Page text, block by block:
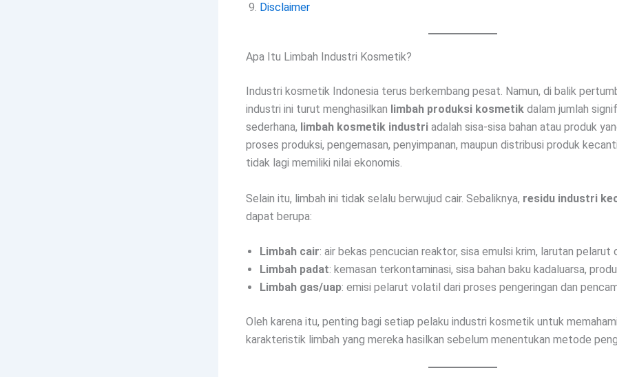
Disclaimer
Apa Itu Limbah Industri Kosmetik?
Industri kosmetik Indonesia terus berkembang pesat. Namun, di balik
industri ini turut menghasilkan limbah produksi kosmetik dalam jumlah
sederhana, limbah kosmetik industri adalah sisa-sisa bahan atau produk
proses produksi, pengemasan, penyimpanan, maupun distribusi produk
tidak lagi memiliki nilai ekonomis.
Selain itu, limbah ini tidak selalu berwujud cair. Sebaliknya, residu industri
dapat berupa:
Limbah cair: air bekas pencucian reaktor, sisa emulsi krim, larutan pelarut
Limbah padat: kemasan terkontaminasi, sisa bahan baku kadaluarsa,
Limbah gas/uap: emisi pelarut volatil dari proses pengeringan dan
Oleh karena itu, penting bagi setiap pelaku industri kosmetik untuk memahami
karakteristik limbah yang mereka hasilkan sebelum menentukan metode